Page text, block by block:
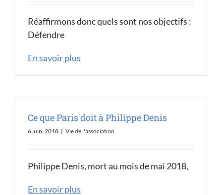
Réaffirmons donc quels sont nos objectifs :
Défendre
En savoir plus
Ce que Paris doit à Philippe Denis
6 juin, 2018 | Vie de l'association
Philippe Denis, mort au mois de mai 2018,
En savoir plus